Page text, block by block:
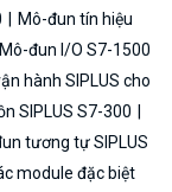
Mô-đun tín hiệu
Mô-đun I/O S7-1500
hành SIPLUS cho
SIPLUS S7-300
tương tự SIPLUS
module đặc biệt